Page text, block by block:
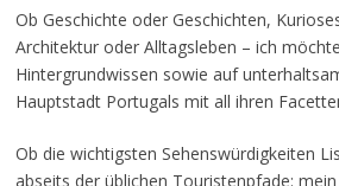
Ob Geschichte oder Geschichten,
Architektur oder Alltagsleben – ich
Hintergrundwissen sowie auf
Hauptstadt Portugals mit all ihren
Ob die wichtigsten Sehenswürdigkeiten
abseits der üblichen Touristenpfade: